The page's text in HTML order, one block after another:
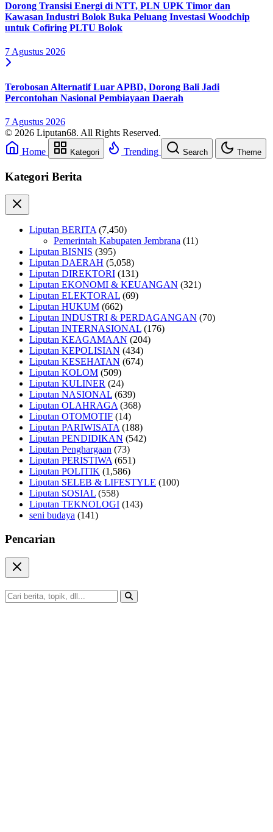
Dorong Transisi Energi di NTT, PLN UPK Timor dan
Kawasan Industri Bolok Buka Peluang Investasi Woodchip
untuk Cofiring PLTU Bolok
7 Agustus 2026
Terobosan Alternatif Luar APBD, Dorong Bali Jadi
Percontohan Nasional Pembiayaan Daerah
7 Agustus 2026
© 2026 Liputan68. All Rights Reserved.
Home
Kategori Trending Search Theme
Kategori Berita
Liputan BERITA (7,450)
Pemerintah Kabupaten Jembrana (11)
Liputan BISNIS (395)
Liputan DAERAH (5,058)
Liputan DIREKTORI (131)
Liputan EKONOMI & KEUANGAN (321)
Liputan ELEKTORAL (69)
Liputan HUKUM (662)
Liputan INDUSTRI & PERDAGANGAN (70)
Liputan INTERNASIONAL (176)
Liputan KEAGAMAAN (204)
Liputan KEPOLISIAN (434)
Liputan KESEHATAN (674)
Liputan KOLOM (509)
Liputan KULINER (24)
Liputan NASIONAL (639)
Liputan OLAHRAGA (368)
Liputan OTOMOTIF (14)
Liputan PARIWISATA (188)
Liputan PENDIDIKAN (542)
Liputan Penghargaan (73)
Liputan PERISTIWA (651)
Liputan POLITIK (1,586)
Liputan SELEB & LIFESTYLE (100)
Liputan SOSIAL (558)
Liputan TEKNOLOGI (143)
seni budaya (141)
Pencarian